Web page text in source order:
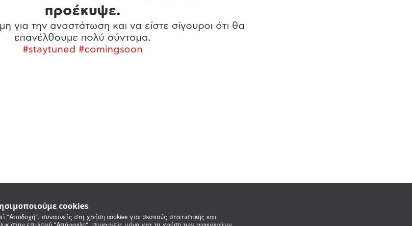
cookies
"Αποδοχή", συναινείς στη χρήση cookies για σκοπούς στατιστικής και
προέκυψε.
για την αναστάτωση και να είστε σίγουροι ότι θα
επανέλθουμε πολύ σύντομα.
#staytuned #comingsoon